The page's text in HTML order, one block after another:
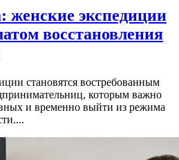
женские экспедиции
восстановления
становятся востребованным
которым важно
и временно выйти из режима